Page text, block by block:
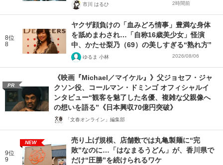
市川 はるひ 2時間前
8位
8
ヤクザ顔負けの「血みどろ情事」豊満な身体
を舐めまわされ…「自称16歳美少女」怪演
中、かたせ梨乃（69）の美しすぎる“熟れ方”
ゆるま 小林 2026/08/06
PR
《映画『Michael／マイケル』》父ジョセフ・ジャ
クソン役、コールマン・ドミンゴ オフィシャルイ
ンタビュー“観客を魅了した名優、複雑な父親像へ
の想いを語る”《日本興収70億円突破》
「文春オンライン」編集部
9位
9
NEW
売り上げ規模、店舗数では丸亀製麺に“完
敗”なのに…「はなまるうどん」が、香川県で
だけ“圧勝”を続けられるワケ